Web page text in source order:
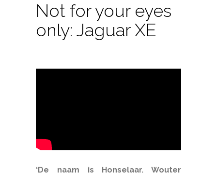
Not for your eyes
only: Jaguar XE
‘De naam is Honselaar. Wouter